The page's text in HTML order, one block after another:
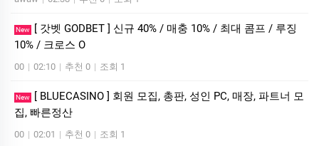
New
[ 갓벳 GODBET ] 신규 40% / 매충 10% / 최대 콤프 / 루징
10% / 크로스 O
00 | 02:10 | 추천 0 | 조회 1
New
[ BLUECASINO ] 회원 모집, 총판, 성인 PC, 매장, 파트너 모
집, 빠른정산
00 | 02:01 | 추천 0 | 조회 1